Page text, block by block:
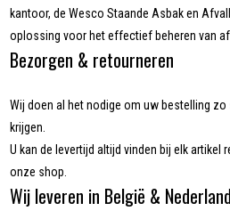
kantoor, de Wesco Staande Asbak en
oplossing voor het effectief beheren van
Bezorgen & retourneren
Wij doen al het nodige om uw bestelling
krijgen.
U kan de levertijd altijd vinden bij elk artikel
onze shop.
Wij leveren in België &